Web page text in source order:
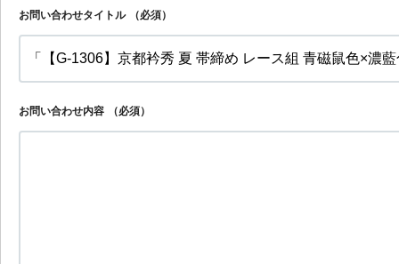
お問い合わせタイトル （必須）
お問い合わせ内容 （必須）